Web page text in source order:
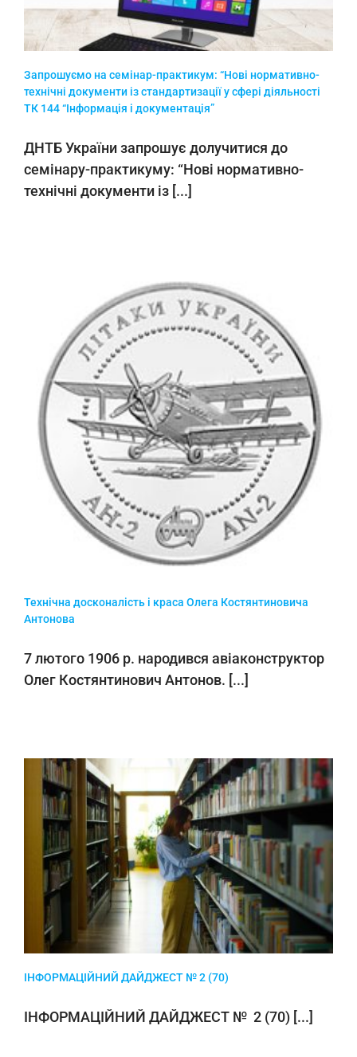
Запрошуємо на семінар-практикум: “Нові нормативно-
технічні документи із стандартизації у сфері діяльності
ТК 144 “Інформація і документація”
ДНТБ України запрошує долучитися до
семінару-практикуму: “Нові нормативно-
технічні документи із [...]
Технічна досконалість і краса Олега Костянтиновича
Антонова
7 лютого 1906 р. народився авіаконструктор
Олег Костянтинович Антонов. [...]
ІНФОРМАЦІЙНИЙ ДАЙДЖЕСТ № 2 (70)
ІНФОРМАЦІЙНИЙ ДАЙДЖЕСТ № 2 (70) [...]